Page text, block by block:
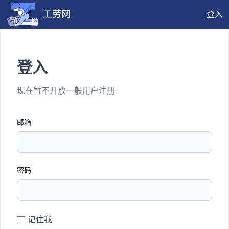
工劳网 登入
登入
现在暂不开放一般用户注册
邮箱
密码
记住我